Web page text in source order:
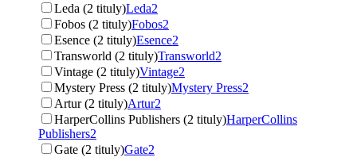
Leda (2 tituly)Leda2
Fobos (2 tituly)Fobos2
Esence (2 tituly)Esence2
Transworld (2 tituly)Transworld2
Vintage (2 tituly)Vintage2
Mystery Press (2 tituly)Mystery Press2
Artur (2 tituly)Artur2
HarperCollins Publishers (2 tituly)HarperCollins
Publishers2
Gate (2 tituly)Gate2